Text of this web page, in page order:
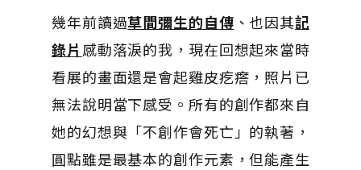
幾年前讀過草間彌生的自傳 、也因其記
錄片 感動落淚的我，現在回想起來當時
看展的畫面還是會起雞皮疙瘩，照片已
無法說明當下感受。所有的創作都來自
她的幻想與「不創作會死亡」的執著，
圓點雖是最基本的創作元素，但能產生